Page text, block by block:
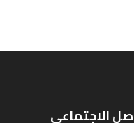
الاجتماعي